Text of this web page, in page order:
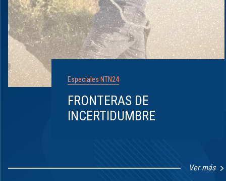
Especiales NTN24
FRONTERAS DE
INCERTIDUMBRE
Ver más